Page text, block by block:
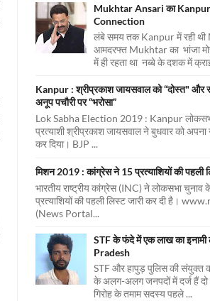
Mukhtar Ansari का Kanpur
Connection
लंबे समय तक Kanpur में रही
आमदरफ्त Mukhtar का भांजा
में ही रहता था नब्बे के दशक में
Kanpur : श्रीप्रकाश जायसवाल को “दोस्त" और
अनूप पचौरी पर “भरोसा”
Lok Sabha Election 2019 : Kanpur
प्रत्याशी श्रीप्रकाश जायसवाल ने बुधवार को अपना
कर दिया। BJP ...
मिशन 2019 : कांग्रेस ने 15 प्रत्याशियों की पहली
भारतीय राष्ट्रीय कांग्रेस (INC) ने लोकसभा चुनाव
प्रत्याशियों की पहली लिस्ट जारी कर दी है।
(News Portal...
STF के फंदे में एक लाख का
Pradesh
STF और हापुड़ पुलिस की संयुक्त
के अलग-अलग जनपदों में दर्ज हैं
गिरोह के तमाम सदस्य पहले ...